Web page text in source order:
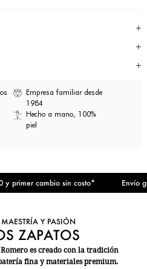
Empresa familiar desde
1984
Hecho a mano, 100%
piel
cambio sin costo* Envío
Y PASIÓN
ZAPATOS
es creado con la tradición
fina y materiales premium.